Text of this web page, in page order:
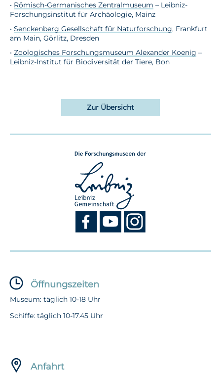
• Römisch-Germanisches Zentralmuseum – Leibniz-
Forschungsinstitut für Archäologie, Mainz
• Senckenberg Gesellschaft für Naturforschung, Frankfurt
am Main, Görlitz, Dresden
• Zoologisches Forschungsmuseum Alexander Koenig –
Leibniz-Institut für Biodiversität der Tiere, Bon
Zur Übersicht
Öffnungszeiten
Museum: täglich 10-18 Uhr
Schiffe: täglich 10-17.45 Uhr
Anfahrt